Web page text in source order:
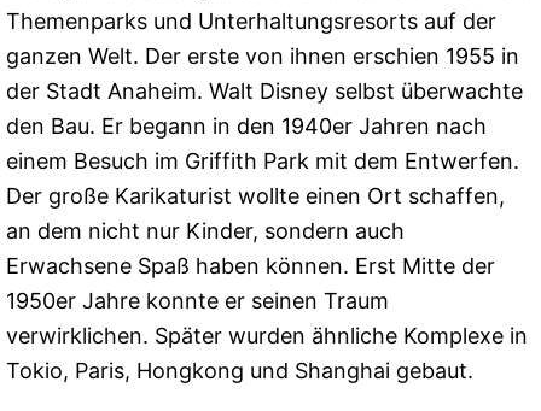
Themenparks und Unterhaltungsresorts auf der
ganzen Welt. Der erste von ihnen erschien 1955 in
der Stadt Anaheim. Walt Disney selbst überwachte
den Bau. Er begann in den 1940er Jahren nach
einem Besuch im Griffith Park mit dem Entwerfen.
Der große Karikaturist wollte einen Ort schaffen,
an dem nicht nur Kinder, sondern auch
Erwachsene Spaß haben können. Erst Mitte der
1950er Jahre konnte er seinen Traum
verwirklichen. Später wurden ähnliche Komplexe in
Tokio, Paris, Hongkong und Shanghai gebaut.